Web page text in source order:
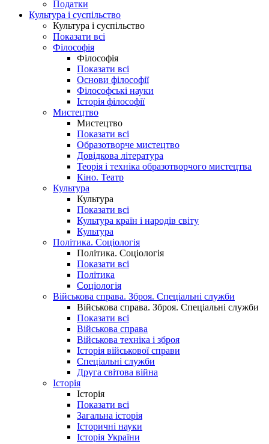
Податки
Культура і суспільство
Культура і суспільство
Показати всі
Філософія
Філософія
Показати всі
Основи філософії
Філософські науки
Історія філософії
Мистецтво
Мистецтво
Показати всі
Образотворче мистецтво
Довідкова література
Теорія і техніка образотворчого мистецтва
Кіно. Театр
Культура
Культура
Показати всі
Культура країн і народів світу
Культура
Політика. Соціологія
Політика. Соціологія
Показати всі
Політика
Соціологія
Військова справа. Зброя. Спеціальні служби
Військова справа. Зброя. Спеціальні служби
Показати всі
Військова справа
Військова техніка і зброя
Історія військової справи
Спеціальні служби
Друга світова війна
Історія
Історія
Показати всі
Загальна історія
Історичні науки
Історія України